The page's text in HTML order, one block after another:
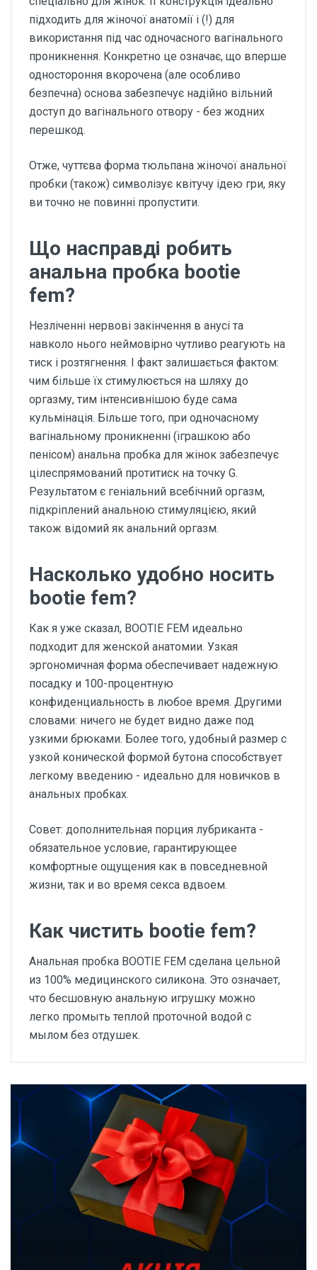
підходить для жіночої анатомії і (!) для
використання під час одночасного вагінального
проникнення. Конкретно це означає, що вперше
одностороння вкорочена (але особливо
безпечна) основа забезпечує надійно вільний
доступ до вагінального отвору - без жодних
перешкод.
Отже, чуттєва форма тюльпана жіночої анальної
пробки (також) символізує квітучу ідею гри, яку
ви точно не повинні пропустити.
Що насправді робить
анальна пробка bootie
fem?
Незліченні нервові закінчення в анусі та
навколо нього неймовірно чутливо реагують на
тиск і розтягнення. І факт залишається фактом:
чим більше їх стимулюється на шляху до
оргазму, тим інтенсивнішою буде сама
кульмінація. Більше того, при одночасному
вагінальному проникненні (іграшкою або
пенісом) анальна пробка для жінок забезпечує
цілеспрямований протитиск на точку G.
Результатом є геніальний всебічний оргазм,
підкріплений анальною стимуляцією, який
також відомий як анальний оргазм.
Насколько удобно носить
bootie fem?
Как я уже сказал, BOOTIE FEM идеально
подходит для женской анатомии. Узкая
эргономичная форма обеспечивает надежную
посадку и 100-процентную
конфиденциальность в любое время. Другими
словами: ничего не будет видно даже под
узкими брюками. Более того, удобный размер с
узкой конической формой бутона способствует
легкому введению - идеально для новичков в
анальных пробках.
Совет: дополнительная порция лубриканта -
обязательное условие, гарантирующее
комфортные ощущения как в повседневной
жизни, так и во время секса вдвоем.
Как чистить bootie fem?
Анальная пробка BOOTIE FEM сделана цельной
из 100% медицинского силикона. Это означает,
что бесшовную анальную игрушку можно
легко промыть теплой проточной водой с
мылом без отдушек.
Основні характеристики
100% медичний силікон, гіпоалергенний і непористий
Анальна пробка Fun
Factory BOOTIE FEM Dark
Відгуки про товар поки що відсутні.